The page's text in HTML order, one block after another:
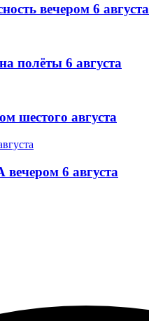
вечером 6 августа
полёты 6 августа
шестого августа
6 августа